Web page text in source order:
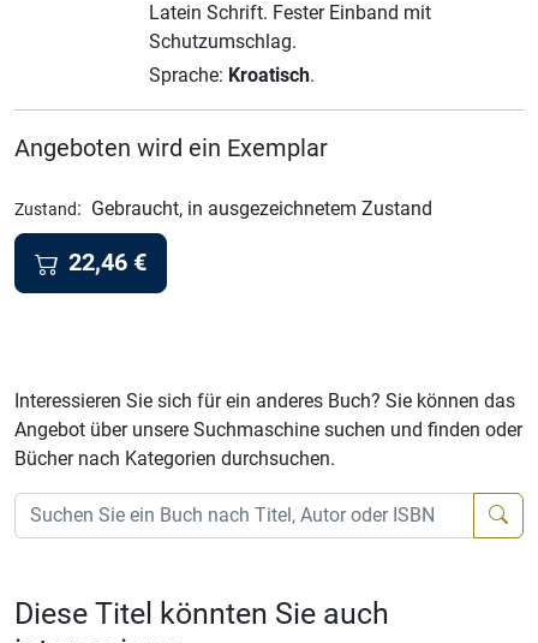
Latein Schrift. Fester Einband mit
Schutzumschlag.
Sprache: Kroatisch.
Angeboten wird ein Exemplar
Zustand: Gebraucht, in ausgezeichnetem Zustand
22,46 €
Interessieren Sie sich für ein anderes Buch? Sie können das
Angebot über unsere Suchmaschine suchen und finden oder
Bücher nach Kategorien durchsuchen.
Diese Titel könnten Sie auch